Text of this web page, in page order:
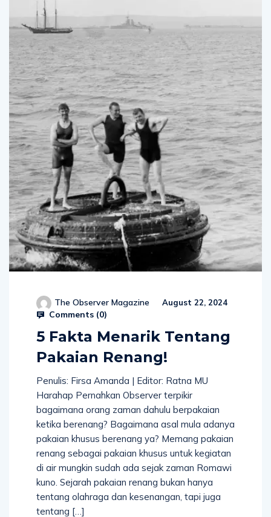
The Observer Magazine August 22, 2024
Comments (0)
5 Fakta Menarik Tentang
Pakaian Renang!
Penulis: Firsa Amanda | Editor: Ratna MU
Harahap Pernahkan Observer terpikir
bagaimana orang zaman dahulu berpakaian
ketika berenang? Bagaimana asal mula adanya
pakaian khusus berenang ya? Memang pakaian
renang sebagai pakaian khusus untuk kegiatan
di air mungkin sudah ada sejak zaman Romawi
kuno. Sejarah pakaian renang bukan hanya
tentang olahraga dan kesenangan, tapi juga
tentang […]